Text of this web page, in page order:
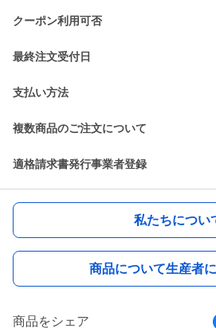
クーポン利用可否
最終注文受付日
支払い方法
複数商品のご注文について
適格請求書発行事業者登録
私たちについ
商品について生産者
商品をシェア